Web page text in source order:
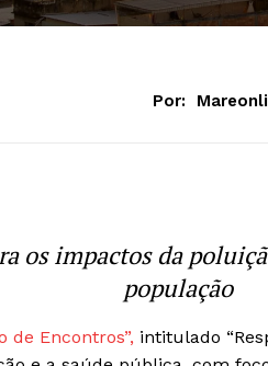
Por:
os impactos da
população
de Encontros”, intitulado